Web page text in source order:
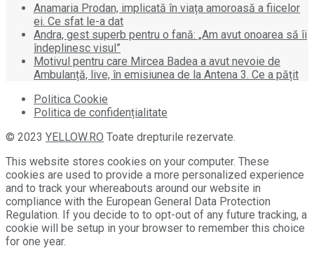
Anamaria Prodan, implicată în viața amoroasă a fiicelor
ei. Ce sfat le-a dat
Andra, gest superb pentru o fană: „Am avut onoarea să îi
îndeplinesc visul”
Motivul pentru care Mircea Badea a avut nevoie de
Ambulanță, live, în emisiunea de la Antena 3. Ce a pățit
Politica Cookie
Politica de confidențialitate
© 2023 YELLOW.RO Toate drepturile rezervate.
This website stores cookies on your computer. These
cookies are used to provide a more personalized experience
and to track your whereabouts around our website in
compliance with the European General Data Protection
Regulation. If you decide to to opt-out of any future tracking, a
cookie will be setup in your browser to remember this choice
for one year.